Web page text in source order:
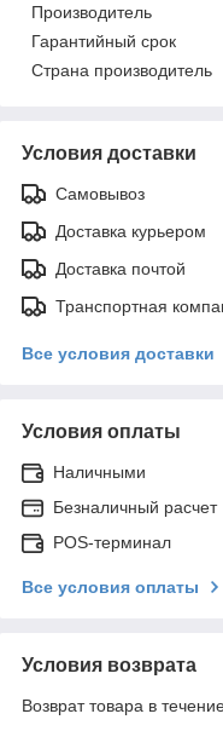
Производитель
Гарантийный срок
Страна производитель
Условия доставки
Самовывоз
Доставка курьером
Доставка почтой
Транспортная
Все условия доставки
Условия оплаты
Наличными
Безналичный расчет
POS-терминал
Все условия оплаты
Условия возврата
Возврат товара в